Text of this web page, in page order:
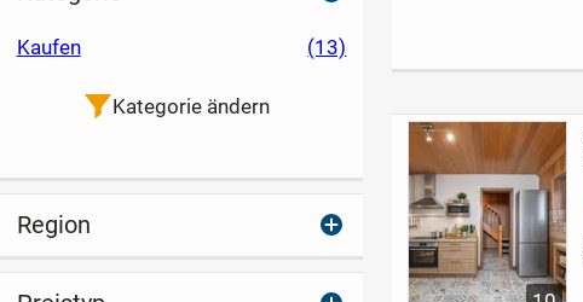
Herzen der
Lüneburger Heide -
Volkwardingen
Einliegeroption in
Moormerland-
Kaufen (13)
Kategorie ändern
Region